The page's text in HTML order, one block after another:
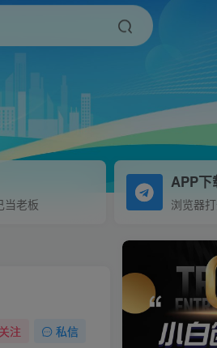
当老板
APP下
浏览器
关注 私信